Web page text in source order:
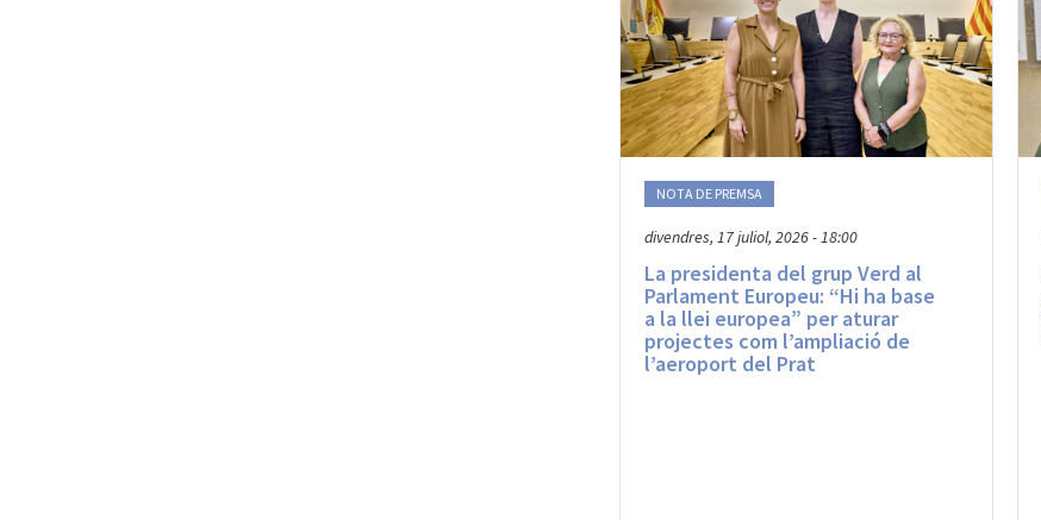
NOTA DE PREMSA
divendres, 17 juliol, 2026 - 18:00
La presidenta del grup Verd al
Parlament Europeu: “Hi ha base
a la llei europea” per aturar
projectes com l’ampliació de
l’aeroport del Prat